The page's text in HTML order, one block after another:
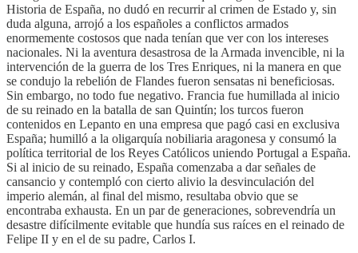
Historia de España, no dudó en recurrir al crimen de Estado y, sin
duda alguna, arrojó a los españoles a conflictos armados
enormemente costosos que nada tenían que ver con los intereses
nacionales. Ni la aventura desastrosa de la Armada invencible, ni la
intervención de la guerra de los Tres Enriques, ni la manera en que
se condujo la rebelión de Flandes fueron sensatas ni beneficiosas.
Sin embargo, no todo fue negativo. Francia fue humillada al inicio
de su reinado en la batalla de san Quintín; los turcos fueron
contenidos en Lepanto en una empresa que pagó casi en exclusiva
España; humilló a la oligarquía nobiliaria aragonesa y consumó la
política territorial de los Reyes Católicos uniendo Portugal a España.
Si al inicio de su reinado, España comenzaba a dar señales de
cansancio y contempló con cierto alivio la desvinculación del
imperio alemán, al final del mismo, resultaba obvio que se
encontraba exhausta. En un par de generaciones, sobrevendría un
desastre difícilmente evitable que hundía sus raíces en el reinado de
Felipe II y en el de su padre, Carlos I.